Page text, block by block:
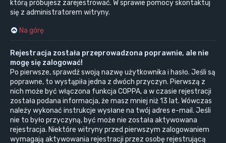
którą próbujesz zarejestrować. W sprawie pomocy skontaktuj
się z administratorem witryny.
Na górę
Rejestracja została przeprowadzona poprawnie, ale nie
mogę się zalogować!
Po pierwsze, sprawdź swoją nazwę użytkownika i hasło. Jeśli są
poprawne, to wystąpiła jedna z dwóch przyczyn. Pierwszą z
nich może być włączona funkcja COPPA, a w czasie rejestracji
została podana informacja, że masz mniej niż 13 lat. Wówczas
należy wykonać instrukcje wysłane na twój adres e-mail. Jeśli
nie to było przyczyną, być może nie została aktywowana
rejestracja. Niektóre witryny przed pierwszym zalogowaniem
wymagają aktywowania rejestracji przez osobę rejestrującą